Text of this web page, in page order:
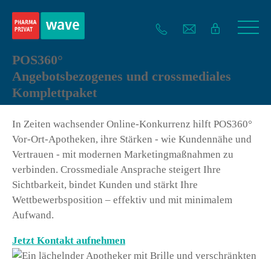
POS360°
Angebotsbezogenes und crossmediales
Komplettpaket
In Zeiten wachsender Online-Konkurrenz hilft POS360°
Vor-Ort-Apotheken, ihre Stärken - wie Kundennähe und
Vertrauen - mit modernen Marketingmaßnahmen zu
verbinden. Crossmediale Ansprache steigert Ihre
Sichtbarkeit, bindet Kunden und stärkt Ihre
Wettbewerbsposition – effektiv und mit minimalem
Aufwand.
Jetzt Kontakt aufnehmen